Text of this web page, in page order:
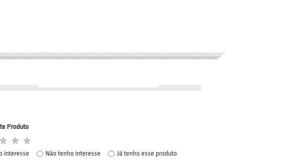
Produto
interesse Não tenho interesse Já tenho esse produto